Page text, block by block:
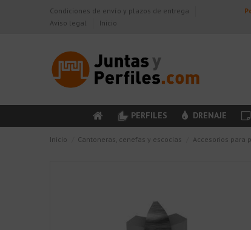
Condiciones de envío y plazos de entrega
Aviso legal
Inicio
PERFILES DRENAJE
Inicio Cantoneras, cenefas y escocias Accesorios para